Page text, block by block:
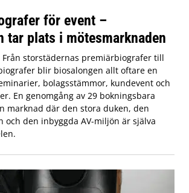
för event –
tar plats i mötesmarknaden
Från storstädernas premiärbiografer till
blir biosalongen allt oftare en
bolagsstämmor, kundevent och
En genomgång av 29 bokningsbara
marknad där den stora duken, den
och den inbyggda AV-miljön är själva